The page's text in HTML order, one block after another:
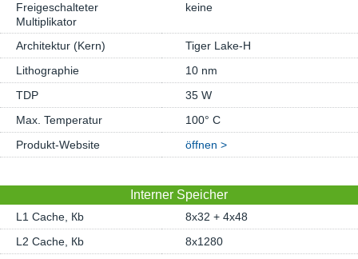
Freigeschalteter
Multiplikator
keine
Architektur (Kern)
Tiger Lake-H
Lithographie
10 nm
TDP
35 W
Max. Temperatur
100° C
Produkt-Website
öffnen >
Interner Speicher
L1 Cache, Кb
8x32 + 4x48
L2 Cache, Кb
8x1280